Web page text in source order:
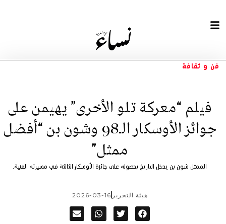
فن و ثقافة
فيلم “معركة تلو الأخرى” يهيمن على
جوائز الأوسكار الـ98 وشون بن “أفضل
ممثل”
الممثل شون بن يدخل التاريخ بحصوله على جائزة الأوسكار الثالثة في مسيرته الفنية.
هيئة التحرير 2026-03-16